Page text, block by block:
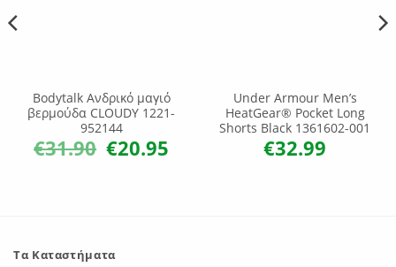
Bodytalk Ανδρικό μαγιό
βερμούδα CLOUDY 1221-
952144
€31.90 Original
price
€20.95τρέχουσα
Under Armour Men’s
HeatGear® Pocket Long
Shorts Black 1361602-001
€32.99
Τα Καταστήματα